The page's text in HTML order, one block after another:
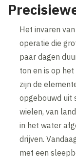
Het invaren
operatie die
paar dagen
ton en is op
zijn de
opgebouwd uit
wielen, van
in het water
drijven.
met een